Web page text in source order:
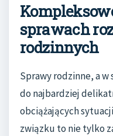
sprawach
rodzinnych
Sprawy rodzinne, a
do najbardziej
obciążających
związku to nie tylko